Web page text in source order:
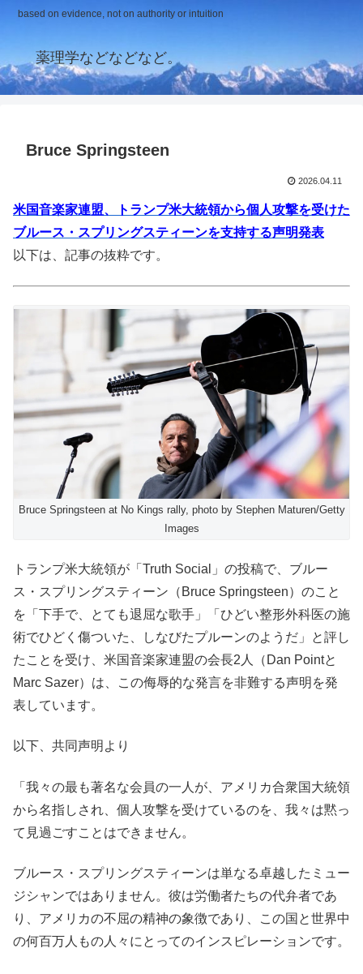
based on evidence, not on authority or intuition
薬理学などなどなど。
Bruce Springsteen
2026.04.11
米国音楽家連盟、トランプ米大統領から個人攻撃を受けた
ブルース・スプリングスティーンを支持する声明発表
以下は、記事の抜粋です。
Bruce Springsteen at No Kings rally, photo by Stephen Maturen/Getty
Images
トランプ米大統領が「Truth Social」の投稿で、ブルー
ス・スプリングスティーン（Bruce Springsteen）のこと
を「下手で、とても退屈な歌手」「ひどい整形外科医の施
術でひどく傷ついた、しなびたプルーンのようだ」と評し
たことを受け、米国音楽家連盟の会長2人（Dan Pointと
Marc Sazer）は、この侮辱的な発言を非難する声明を発
表しています。
以下、共同声明より
「我々の最も著名な会員の一人が、アメリカ合衆国大統領
から名指しされ、個人攻撃を受けているのを、我々は黙っ
て見過ごすことはできません。
ブルース・スプリングスティーンは単なる卓越したミュー
ジシャンではありません。彼は労働者たちの代弁者であ
り、アメリカの不屈の精神の象徴であり、この国と世界中
の何百万人もの人々にとってのインスピレーションです。